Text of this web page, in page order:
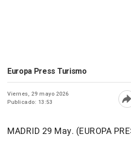
Europa Press Turismo
Viernes, 29 mayo 2026
Publicado: 13:53
MADRID 29 May. (EUROPA